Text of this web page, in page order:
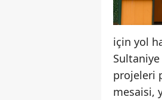
için yol
projeleri
mesaisi,